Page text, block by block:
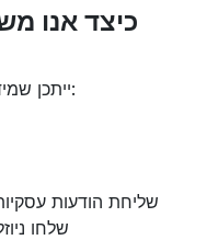
3. כיצד
ייתכן שמידע אישי שלך ישמש למטרות הבאות:
שליחת הודעות
שלחו